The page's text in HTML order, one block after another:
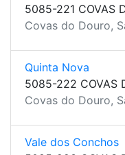
5085-221 COVAS
Covas do Douro,
Quinta Nova
5085-222 COVAS
Covas do Douro,
Vale dos Conchos